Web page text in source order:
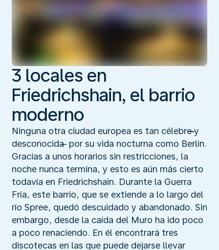
3 locales en
Friedrichshain, el barrio
moderno
Ninguna otra ciudad europea es tan célebre ̶̶̶y
desconocida ̶ por su vida nocturna como Berlín.
Gracias a unos horarios sin restricciones, la
noche nunca termina, y esto es aún más cierto
todavía en Friedrichshain. Durante la Guerra
Fría, este barrio, que se extiende a lo largo del
río Spree, quedó descuidado y abandonado. Sin
embargo, desde la caída del Muro ha ido poco
a poco renaciendo. En él encontrará tres
discotecas en las que puede dejarse llevar